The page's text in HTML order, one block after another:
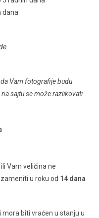
dana
.
Vam fotografije budu
sajtu se može razlikovati
Vam veličina ne
u roku od 14 dana
mora biti vraćen u stanju u